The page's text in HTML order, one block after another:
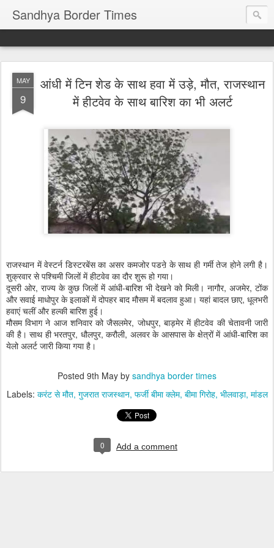
Sandhya Border Times
MAY
9
आंधी में टिन शेड के साथ हवा में उड़े, मौत, राजस्थान
में हीटवेव के साथ बारिश का भी अलर्ट
राजस्थान में वेस्टर्न डिस्टरबेंस का असर कमजोर पडऩे के साथ ही गर्मी तेज होने लगी है।
शुक्रवार से पश्चिमी जिलों में हीटवेव का दौर शुरू हो गया।
दूसरी ओर, राज्य के कुछ जिलों में आंधी-बारिश भी देखने को मिली। नागौर, अजमेर, टोंक
और सवाई माधोपुर के इलाकों में दोपहर बाद मौसम में बदलाव हुआ। यहां बादल छाए, धूलभरी
हवाएं चलीं और हल्की बारिश हुई।
मौसम विभाग ने आज शनिवार को जैसलमेर, जोधपुर, बाड़मेर में हीटवेव की चेतावनी जारी
की है। साथ ही भरतपुर, धौलपुर, करौली, अलवर के आसपास के क्षेत्रों में आंधी-बारिश का
येलो अलर्ट जारी किया गया है।
Posted 9th May by sandhya border times
Labels: करंट से मौत गुजरात राजस्थान फर्जी बीमा क्लेम बीमा गिरोह भीलवाड़ा मांडल
0 Add a comment